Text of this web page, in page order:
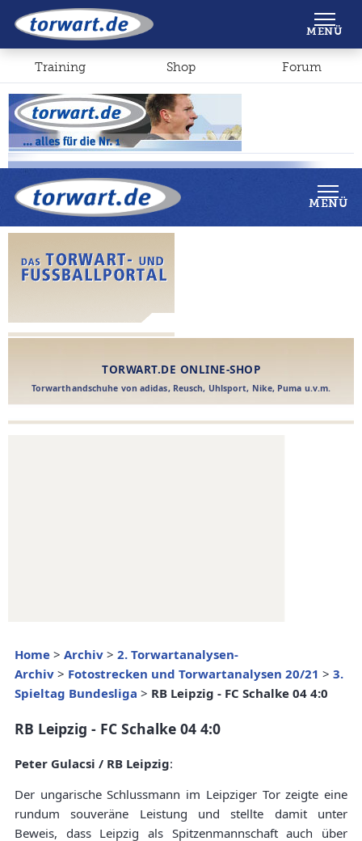
Shop Forum
MENÜ
Home > Archiv > 2. Torwartanalysen-
Archiv > Fotostrecken und Torwartanalysen 20/21 > 3.
Spieltag Bundesliga > RB Leipzig - FC Schalke 04 4:0
RB Leipzig - FC Schalke 04 4:0
Peter Gulacsi / RB Leipzig:
Der ungarische Schlussmann im Leipziger Tor zeigte eine
rundum souveräne Leistung und stellte damit unter
Beweis, dass Leipzig als Spitzenmannschaft auch über